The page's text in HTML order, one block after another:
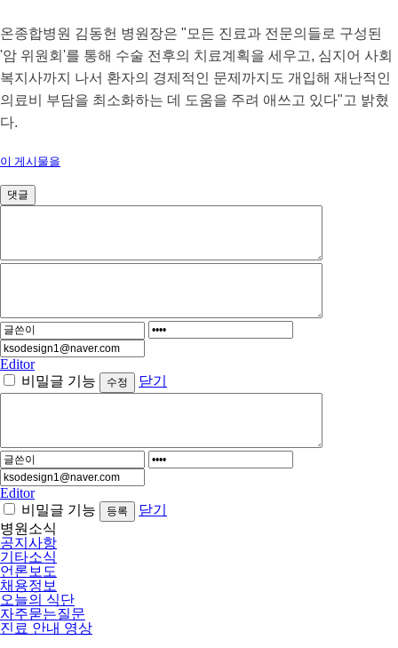
온종합병원 김동헌 병원장은 "모든 진료과 전문의들로 구성된
'암 위원회'를 통해 수술 전후의 치료계획을 세우고, 심지어 사회
복지사까지 나서 환자의 경제적인 문제까지도 개입해 재난적인
의료비 부담을 최소화하는 데 도움을 주려 애쓰고 있다"고 밝혔
다.
이 게시물을
댓글
Editor
비밀글 기능
닫기
Editor
비밀글 기능
닫기
병원소식
공지사항
기타소식
언론보도
채용정보
오늘의 식단
자주묻는질문
진료 안내 영상